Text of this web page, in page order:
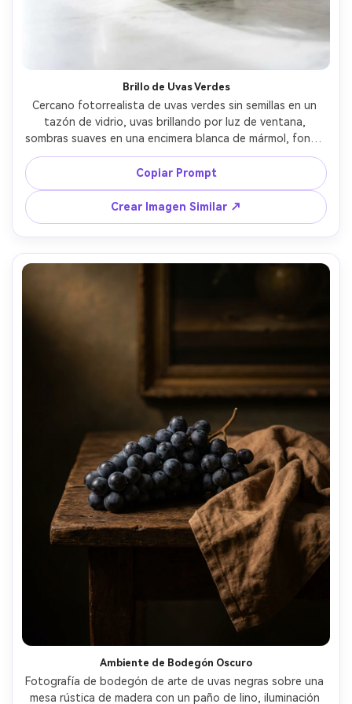
Brillo de Uvas Verdes
Cercano fotorrealista de uvas verdes sin semillas en un
tazón de vidrio, uvas brillando por luz de ventana,
sombras suaves en una encimera blanca de mármol, fondo
minimalista de cocina escandinava desenfocado, tomada
con Sony A7IV y lente 50mm a f/1.8, estilismo editorial
limpio de alimentos, alta resolución, reflejos naturales y
textura realista --ar 4:5
Copiar Prompt
Crear Imagen Similar ↗
Ambiente de Bodegón Oscuro
Fotografía de bodegón de arte de uvas negras sobre una
mesa rústica de madera con un paño de lino, iluminación